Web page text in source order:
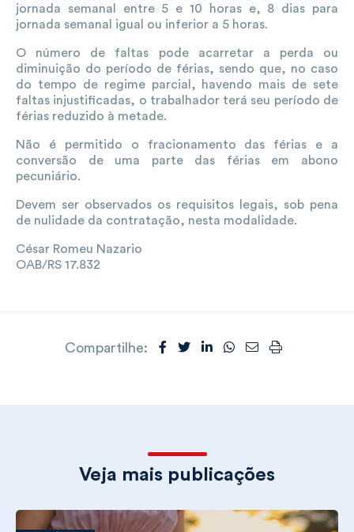
jornada semanal entre 5 e 10 horas e, 8 dias para
jornada semanal igual ou inferior a 5 horas.
O número de faltas pode acarretar a perda ou
diminuição do período de férias, sendo que, no caso
do tempo de regime parcial, havendo mais de sete
faltas injustificadas, o trabalhador terá seu período de
férias reduzido à metade.
Não é permitido o fracionamento das férias e a
conversão de uma parte das férias em abono
pecuniário.
Devem ser observados os requisitos legais, sob pena
de nulidade da contratação, nesta modalidade.
César Romeu Nazario
OAB/RS 17.832
Compartilhe:
Veja mais publicações